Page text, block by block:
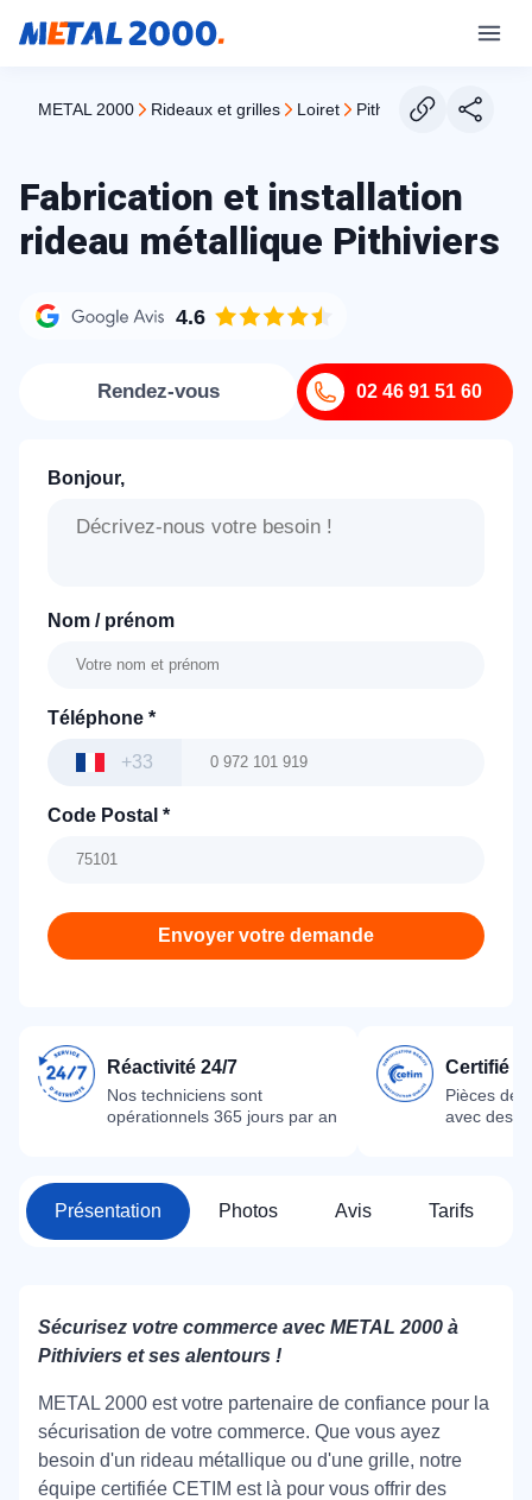
METAL 2000 rideaux et grilles loiret pithiviers
Fabrication et installation
rideau métallique Pithiviers
4.6
02 46 91 51 60
Rendez-vous
Bonjour,
Nom / prénom
Téléphone *
+33
Code Postal *
Envoyer votre demande
Réactivité 24/7
Nos techniciens sont
opérationnels 365 jours par an
Certifié
Pièces
avec des
Présentation Photos Avis Tarifs
Sécurisez votre commerce avec METAL 2000 à
Pithiviers et ses alentours !
METAL 2000 est votre partenaire de confiance pour la
sécurisation de votre commerce. Que vous ayez
besoin d'un rideau métallique ou d'une grille, notre
équipe certifiée CETIM est là pour vous offrir des